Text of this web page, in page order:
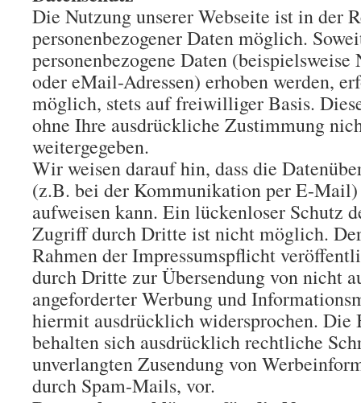
Die Nutzung unserer Webseite ist in der
personenbezogener Daten möglich.
personenbezogene Daten
oder eMail-Adressen) erhoben werden,
möglich, stets auf freiwilliger Basis.
ohne Ihre ausdrückliche Zustimmung
weitergegeben.
Wir weisen darauf hin, dass die
(z.B. bei der Kommunikation per E-
aufweisen kann. Ein lückenloser Schutz
Zugriff durch Dritte ist nicht möglich.
Rahmen der Impressumspflicht
durch Dritte zur Übersendung von nicht
angeforderter Werbung und
hiermit ausdrücklich widersprochen. Die
behalten sich ausdrücklich rechtliche
unverlangten Zusendung von
durch Spam-Mails, vor.